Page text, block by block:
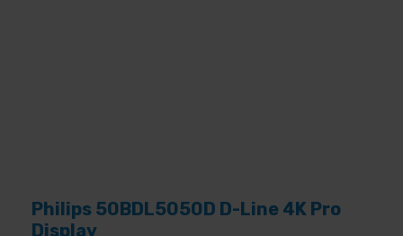
Philips 50BDL5050D D-Line 4K Pro
Display